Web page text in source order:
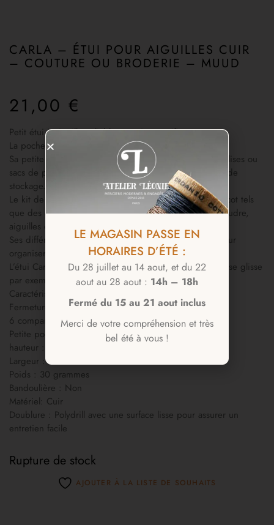
CARLA – ÉTUI POUR AIGUILLES CUIR
– COUTURE OU BRODERIE – MUUD
21,00 €
Petit étui à aiguilles pliable en cuir magnifique
La pochette Carla est l’une des plus petites de Muud.
Sa petite taille lui permet de se glisser dans d’autres valises ou
sacs de projet, exploitant ainsi intelligemment l’espace de
stockage.
Le kit de couture contiendra vos petits essentiels de tricot tels
que des bouchons, marqueurs de points, aiguilles à coudre,
aiguilles et bâtons à broder.
Ses différents compartiments et poches sont parfaits pour
organiser ces petits accessoires de tricot.
L’étui Carla est parfait à emporter partout avec vous : il se glisse
par exemple dans les poches de Betina et Civ.
Caractéristiques :
Fermeture boutonnée
6 compartiments pour aiguilles
Petite poche ouverte
hauteur : 8 cm
Largeur : 8 cm
Poids : 30 grammes
Bandoulière : Non
Matériel: Cuir
Doublure : Polydrill avec une surface lisse pour assurer un
entretien facile
Rupture de stock
AJOUTER À LA LISTE DE SOUHAITS
LE MAGASIN PASSE EN
HORAIRES D’ÉTÉ :
Du 28 juillet au 14 aout, et du 22
aout au 28 aout : 14h – 18h
Fermé du 15 au 21 aout inclus
Merci de votre compréhension et très
bel été à vous !